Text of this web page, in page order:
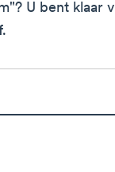
U bent klaar